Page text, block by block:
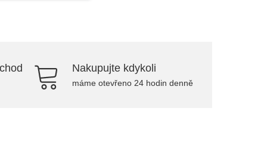
Nakupujte kdykoli
máme otevřeno 24 hodin denně